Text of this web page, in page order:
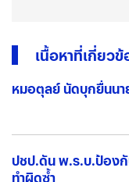
เนื้อหาที่เกี่ยวข้
หมอตุลย์ นัดบุกยื่นน
ปชป.ดัน พ.ร.บ.ป้อง
ทำผิดซ้ำ